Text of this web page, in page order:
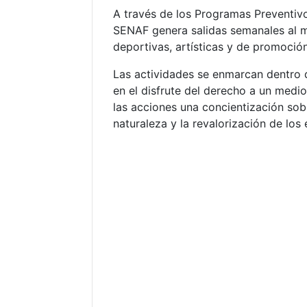
A través de los Programas
SENAF genera salidas semanales
deportivas, artísticas y de
Las actividades se enmarcan
en el disfrute del derecho a un
las acciones una concientización
naturaleza y la revalorización de los